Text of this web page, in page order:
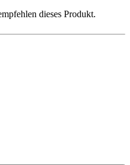
dieses Produkt.